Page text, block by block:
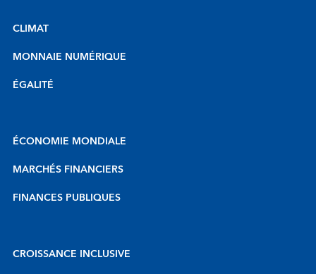
CLIMAT
MONNAIE NUMÉRIQUE
ÉGALITÉ
ÉCONOMIE MONDIALE
MARCHÉS FINANCIERS
FINANCES PUBLIQUES
CROISSANCE INCLUSIVE